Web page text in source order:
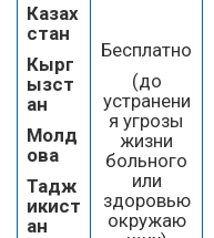
Казах
стан
Кырг
ызст
ан
Молд
ова
Тадж
икист
ан
Бесплатно
(до
устранени
я угрозы
жизни
больного
или
здоровью
окружаю